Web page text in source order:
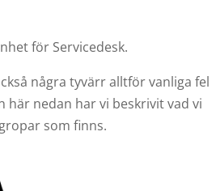
för Servicedesk.
några tyvärr alltför vanliga fel
nedan har vi beskrivit vad vi
som finns.